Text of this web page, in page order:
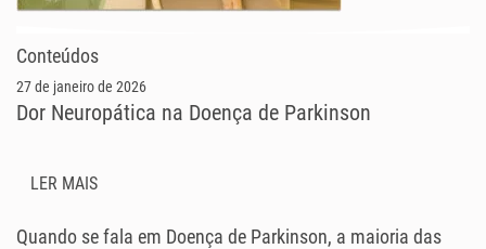
Conteúdos
27 de janeiro de 2026
Dor Neuropática na Doença de Parkinson
LER MAIS
Quando se fala em Doença de Parkinson, a maioria das